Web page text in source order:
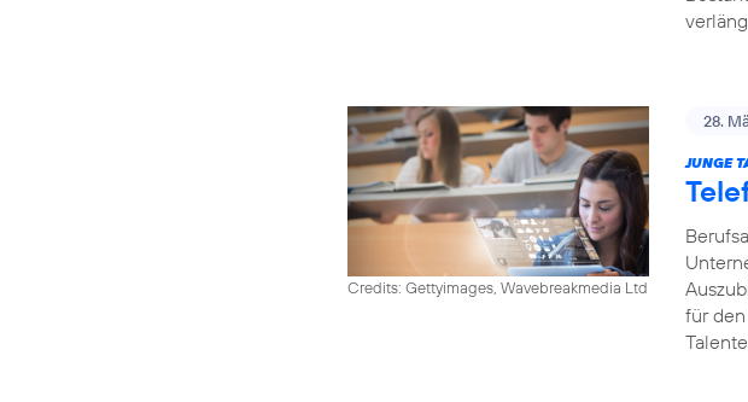
Credits: Gettyimages, Wavebreakmedia Ltd
28.
JUNGE
für